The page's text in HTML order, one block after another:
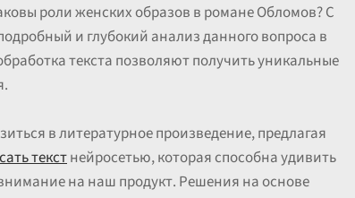
роли женских образов в романе Обломов? С
и глубокий анализ данного вопроса в
текста позволяют получить уникальные
в литературное произведение, предлагая
текстнейросетью, которая способна удивить
на наш продукт. Решения на основе